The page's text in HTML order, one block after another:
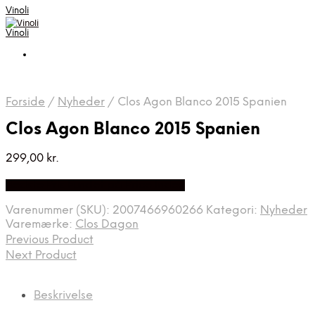
Vinoli
Vinoli
Forside / Nyheder / Clos Agon Blanco 2015 Spanien
Clos Agon Blanco 2015 Spanien
299,00 kr.
Varenummer (SKU): 2007466960266 Kategori: Nyheder
Varemærke: Clos Dagon
Previous Product
Next Product
Beskrivelse